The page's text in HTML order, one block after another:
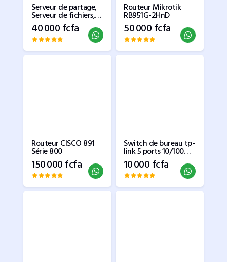
Serveur de partage,
Serveur de fichiers,
Cloud Privé
40 000 fcfa
Routeur Mikrotik
RB951G-2HnD
50 000 fcfa
Routeur CISCO 891
Série 800
150 000 fcfa
Switch de bureau tp-
link 5 ports 10/100
Mbps
10 000 fcfa